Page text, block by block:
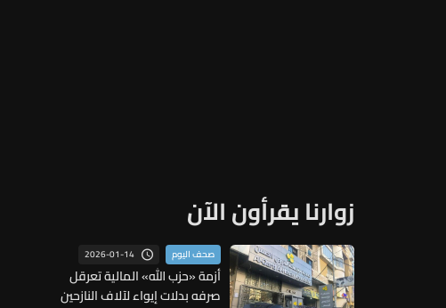
زوارنا يقرأون الآن
صحف اليوم 2026-01-14
أزمة «حزب الله» المالية تعرقل
صرفه بدلات إيواء لآلاف النازحين